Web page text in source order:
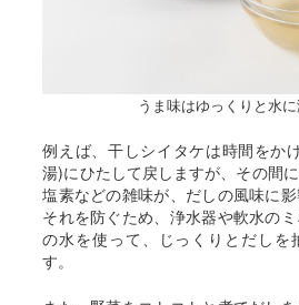
うま味はゆっくりと水
例えば、干しシイタケは時間をか
湯)にひたして戻しますが、その間
塩素などの雑味が、だしの風味に影
それを防ぐため、浄水器や軟水の
の水を使って、じっくりとだしを
す。